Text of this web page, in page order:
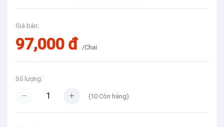
Giá bán:
97,000 đ /Chai
Số lượng:
(10 Còn hàng)